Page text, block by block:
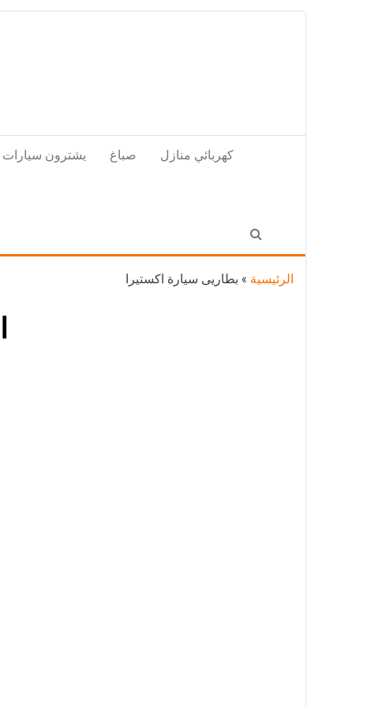
يشترون سيارات صباغ كهربائي منازل
الرئيسية » بطاريى سيارة اكستيرا